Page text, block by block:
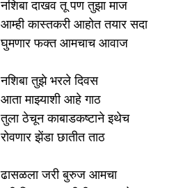
नशिबा दाखव तू पण तुझा माज
आम्ही कास्तकरी आहोत तयार सदा
घुमणार फक्त आमचाच आवाज
नशिबा तुझे भरले दिवस
आता माझ्याशी आहे गाठ
तुला ठेचून काबाडकष्टाने इथेच
रोवणार झेंडा छातीत ताठ
ढासळला जरी बुरुज आमचा